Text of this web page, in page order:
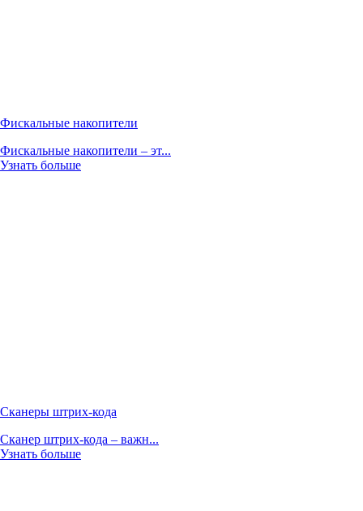
Фискальные накопители
Фискальные накопители – эт...
Узнать больше
Сканеры штрих-кода
Сканер штрих-кода – важн...
Узнать больше